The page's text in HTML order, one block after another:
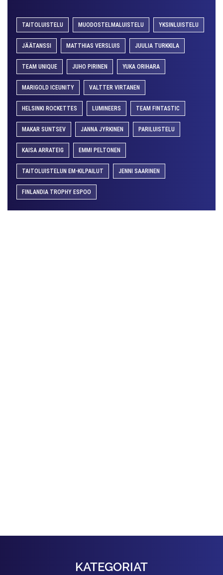
TAITOLUISTELU MUODOSTELMALUISTELU YKSINLUISTELU
JÄÄTANSSI MATTHIAS VERSLUIS JUULIA TURKKILA
TEAM UNIQUE JUHO PIRINEN YUKA ORIHARA
MARIGOLD ICEUNITY VALTTER VIRTANEN
HELSINKI ROCKETTES LUMINEERS TEAM FINTASTIC
MAKAR SUNTSEV JANNA JYRKINEN PARILUISTELU
KAISA ARRATEIG EMMI PELTONEN
TAITOLUISTELUN EM-KILPAILUT JENNI SAARINEN
FINLANDIA TROPHY ESPOO
KATEGORIAT